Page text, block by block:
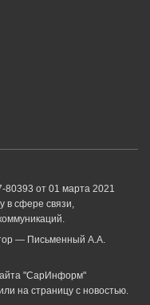
от 01 марта 2021
в сфере связи,
— Письменный А.А.
"СарИнформ"
на страницу с новостью.